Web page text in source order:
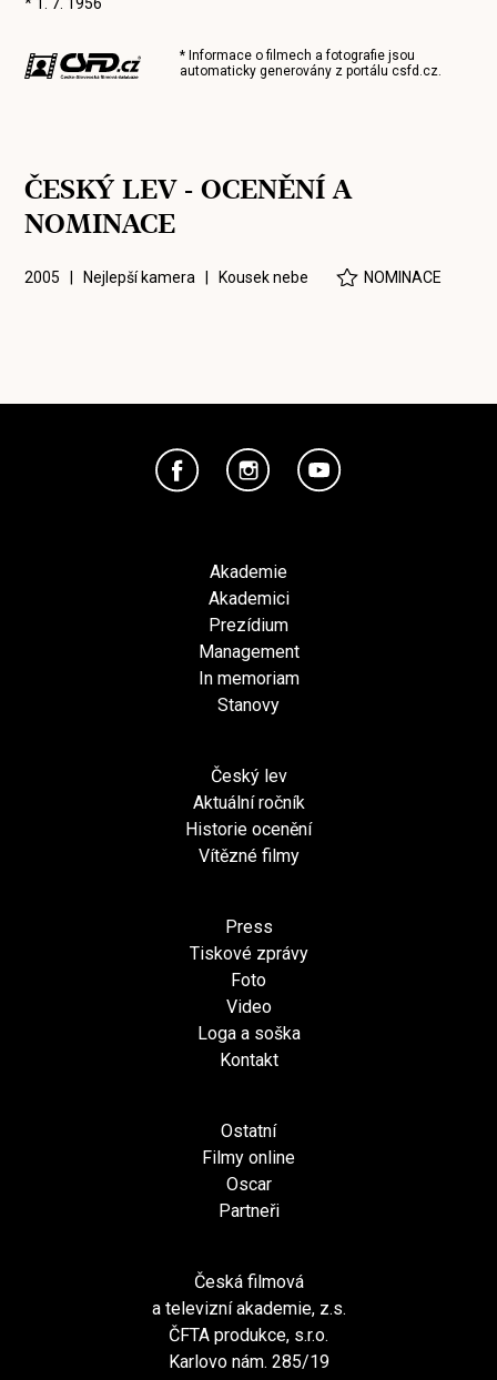
* Informace o filmech a fotografie jsou
automaticky generovány z portálucsfd.cz.
ČESKÝ LEV - OCENĚNÍ A
NOMINACE
2005 | Nejlepší kamera | Kousek nebe NOMINACE
Akademie
Akademici
Prezídium
Management
In memoriam
Stanovy
Český lev
Aktuální ročník
Historie ocenění
Vítězné filmy
Press
Tiskové zprávy
Foto
Video
Loga a soška
Kontakt
Ostatní
Filmy online
Oscar
Partneři
Česká filmová
a televizní akademie, z.s.
ČFTA produkce, s.r.o.
Karlovo nám. 285/19